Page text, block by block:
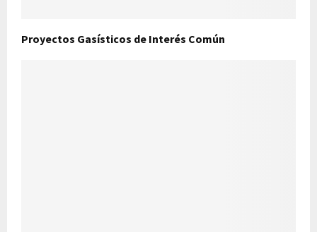
Proyectos Gasísticos de Interés Común